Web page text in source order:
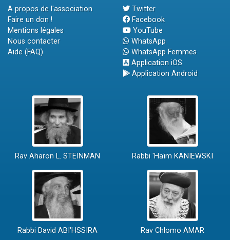
A propos de l'association
Faire un don !
Mentions légales
Nous contacter
Aide (FAQ)
Twitter
Facebook
YouTube
WhatsApp
WhatsApp Femmes
Application iOS
Application Android
Rav Aharon L. STEINMAN Rabbi 'Haïm KANIEWSKI
Rabbi David ABI'HSSIRA Rav Chlomo AMAR